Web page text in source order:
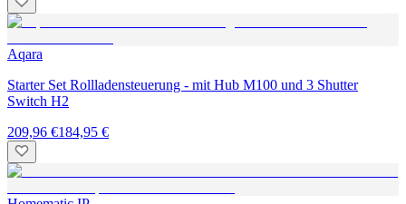
Aqara
Starter Set Rollladensteuerung - mit Hub M100 und 3 Shutter
Switch H2
209,96 €184,95 €